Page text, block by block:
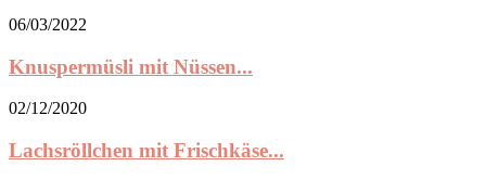
06/03/2022
Knuspermüsli mit Nüssen...
02/12/2020
Lachsröllchen mit Frischkäse...